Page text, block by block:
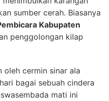
sumber cerah. Biasanya
Kabupaten
penggolongan kilap
oleh cermin sinar ala
bagai sebuah cindera
mati ini